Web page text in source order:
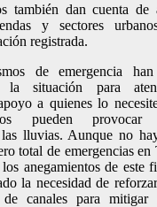
también dan cuenta de
y sectores
registrada.
de emergencia
situación para
a quienes lo
pueden provocar
lluvias. Aunque no
total de emergencias en
anegamientos de este
la necesidad de
canales para mitigar